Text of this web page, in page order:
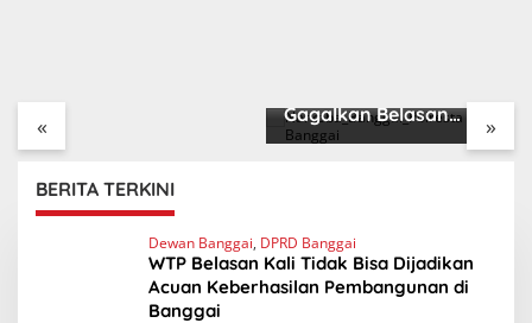
« »
Bunta
Gagalkan Belasan
Paket Sabu Siap Edar
BERITA TERKINI
Dewan Banggai, DPRD Banggai
WTP Belasan Kali Tidak Bisa Dijadikan
Acuan Keberhasilan Pembangunan di
Banggai